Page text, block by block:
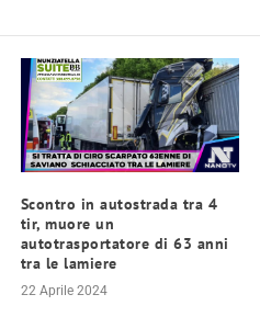
Scontro in autostrada tra 4
tir, muore un
autotrasportatore di 63 anni
tra le lamiere
22 Aprile 2024